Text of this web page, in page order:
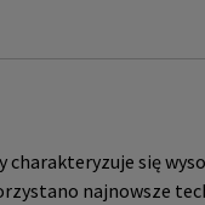
się
najnowsze